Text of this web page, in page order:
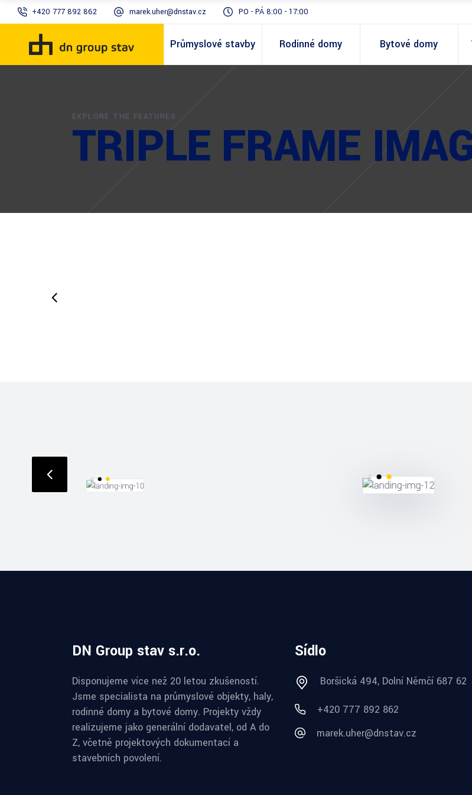
+420 777 892 862 marek.uher@dnstav.cz PO - PÁ 8:00 - 17:00
Průmyslové stavby Rodinné domy Bytové domy
EXPLORE THE FEATURES
TRIPLE FRAME
DN Group stav s.r.o.
Disponujeme více než 20 letou zkušeností.
Jsme specialista na průmyslové objekty, haly,
rodinné domy a bytové domy. Projekty vždy
realizujeme jako generální dodavatel, od A do
Z, včetně projektových dokumentací a
stavebních povolení.
Sídlo
Boršická 494, Dolní Němčí 687 62
+420 777 892 862
marek.uher@dnstav.cz